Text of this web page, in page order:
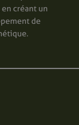
créant un
de